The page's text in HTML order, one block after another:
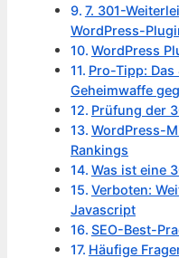
7. 301-
WordPress-
WordPress
Pro-Tipp:
Geheimwaffe
Prüfung der
WordPress-
Rankings
Was ist eine
Verboten:
Javascript
SEO-Best-
Häufige